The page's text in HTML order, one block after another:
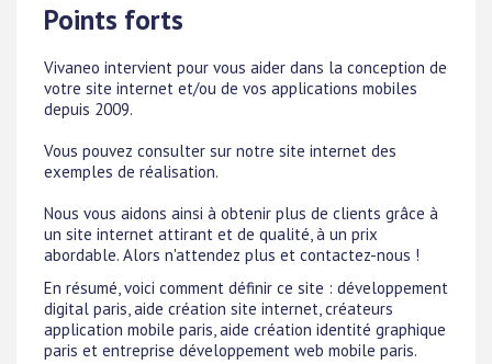
Points forts
Vivaneo intervient pour vous aider dans la conception de
votre site internet et/ou de vos applications mobiles
depuis 2009.
Vous pouvez consulter sur notre site internet des
exemples de réalisation.
Nous vous aidons ainsi à obtenir plus de clients grâce à
un site internet attirant et de qualité, à un prix
abordable. Alors n'attendez plus et contactez-nous !
En résumé, voici comment définir ce site : développement
digital paris, aide création site internet, créateurs
application mobile paris, aide création identité graphique
paris et entreprise développement web mobile paris.